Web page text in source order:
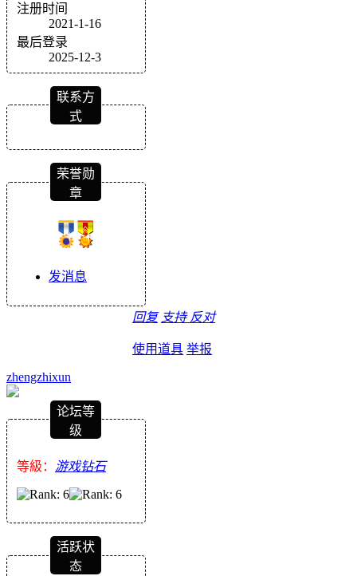
注册时间
2021-1-16
最后登录
2025-12-3
联系方
式
荣誉勋
章
发消息
回复 支持 反对
使用道具 举报
zhengzhixun
论坛等
级
等級： 游戏钻石
活跃状
态